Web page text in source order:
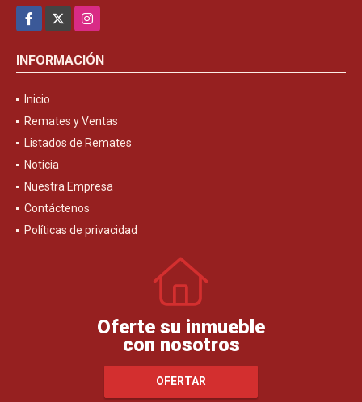
Facebook
Instagram
INFORMACIÓN
Inicio
Remates y Ventas
Listados de Remates
Noticia
Nuestra Empresa
Contáctenos
Políticas de privacidad
Oferte su inmueble
con nosotros
OFERTAR